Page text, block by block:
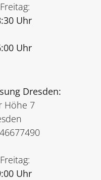
Uhr
Uhr
Dresden:
Höhe 7
Uhr